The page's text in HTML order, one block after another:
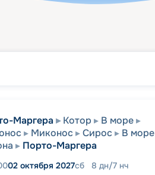
Маргера Котор
В море
Миконос Сирос
В море
Порто-Маргера
02 октября 2027сб 8 дн/7 нч